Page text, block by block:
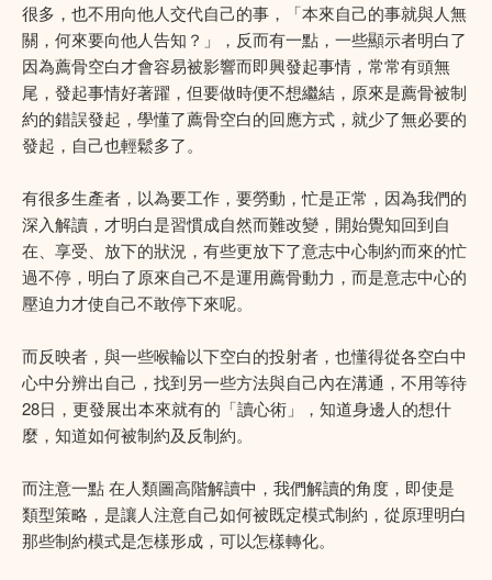
很多，也不用向他人交代自己的事，「本來自己的事就與人無
關，何來要向他人告知？」，反而有一點，一些顯示者明白了
因為薦骨空白才會容易被影響而即興發起事情，常常有頭無
尾，發起事情好著躍，但要做時便不想繼結，原來是薦骨被制
約的錯誤發起，學懂了薦骨空白的回應方式，就少了無必要的
發起，自己也輕鬆多了。
有很多生產者，以為要工作，要勞動，忙是正常，因為我們的
深入解讀，才明白是習慣成自然而難改變，開始覺知回到自
在、享受、放下的狀況，有些更放下了意志中心制約而來的忙
過不停，明白了原來自己不是運用薦骨動力，而是意志中心的
壓迫力才使自己不敢停下來呢。
而反映者，與一些喉輪以下空白的投射者，也懂得從各空白中
心中分辨出自己，找到另一些方法與自己內在溝通，不用等待
28日，更發展出本來就有的「讀心術」，知道身邊人的想什
麼，知道如何被制約及反制約。
而注意一點 在人類圖高階解讀中，我們解讀的角度，即使是
類型策略，是讓人注意自己如何被既定模式制約，從原理明白
那些制約模式是怎樣形成，可以怎樣轉化。